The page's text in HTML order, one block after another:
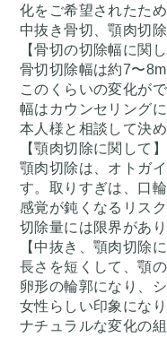
化をご希望されたため
中抜き骨切、顎肉切
【骨切の切除幅に関し
骨切切除幅は約7〜
このくらいの変化がで
幅はカウンセリングに
本人様と相談して決め
【顎肉切除に関して】
顎肉切除は、オトガ
す。取りすぎは、口
感覚が鈍くなるリスク
切除量には限界があり
【中抜き、顎肉切除
長さを短くして、顎
卵形の輪郭になり、
女性らしい印象になり
ナチュラルな変化の